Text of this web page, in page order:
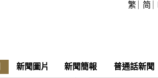
繁 简
新聞圖片 新聞簡報 普通話新聞